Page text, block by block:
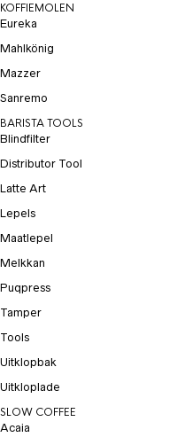
KOFFIEMOLEN
Eureka
Mahlkönig
Mazzer
Sanremo
BARISTA TOOLS
Blindfilter
Distributor Tool
Latte Art
Lepels
Maatlepel
Melkkan
Puqpress
Tamper
Tools
Uitklopbak
Uitkloplade
SLOW COFFEE
Acaia